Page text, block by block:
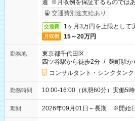
週 ※月収例を保証するものでは
ービス利用可（利用条件有）
交通費別途支給あり
交通費 1ヶ月3万円を上限として
月収例 15～20万円
勤務地
東京都千代田区
四ツ谷駅から徒歩2分 / 麹町駅か
コンサルタント・シンクタンク
勤務時間 10:00-16:00（休憩60分）実働5時
期間 2026年09月01日～長期 ※開始